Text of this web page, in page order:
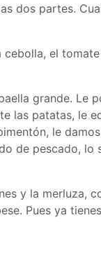
dos partes.
el
grande. Le
las patatas, le
le
de pescado, lo
y la merluza,
Pues ya